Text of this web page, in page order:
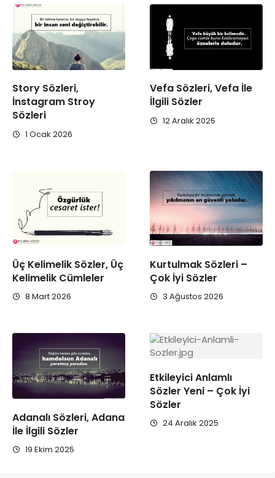
Story Sözleri,
İnstagram Stroy
Sözleri
1 Ocak 2026
Vefa Sözleri, Vefa İle
İlgili Sözler
12 Aralık 2025
Üç Kelimelik Sözler, Üç
Kelimelik Cümleler
8 Mart 2026
Kurtulmak Sözleri –
Çok İyi Sözler
3 Ağustos 2026
Adanalı Sözleri, Adana
İle İlgili Sözler
19 Ekim 2025
Etkileyici Anlamlı
Sözler Yeni – Çok İyi
Sözler
24 Aralık 2025